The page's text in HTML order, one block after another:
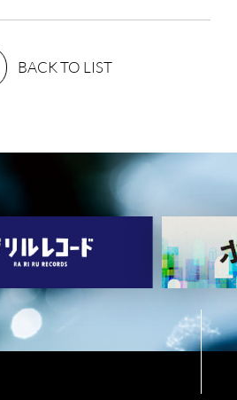
VIDEO
WIMP'S REPO
CONTACT
BACK TO LIST